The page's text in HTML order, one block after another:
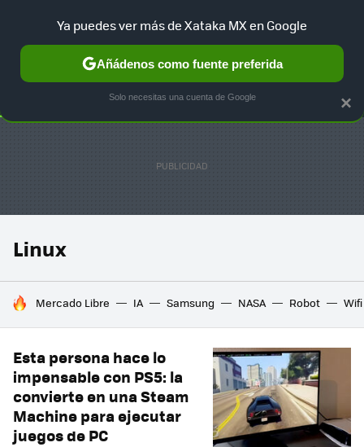
SELECCIÓN GAMING HOME AUTO TERRITORIO
Linux
HOY SE HABLA DE
Mercado Libre IA Samsung NASA Robot Wifi
Esta persona hace lo
impensable con PS5: la
convierte en una Steam
Machine para ejecutar
juegos de PC
×
Ya puedes ver más de Xataka MX en Google
Añádenos como fuente preferida
Solo necesitas una cuenta de Google